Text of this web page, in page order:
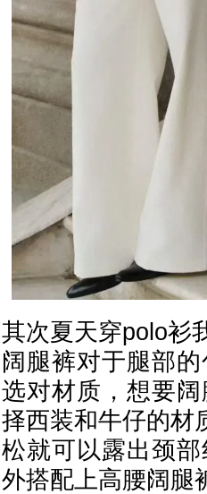
其次夏天穿polo衫
阔腿裤对于腿部
选对材质，想要
择西装和牛仔的材
松就可以露出颈
外搭配上高腰阔腿